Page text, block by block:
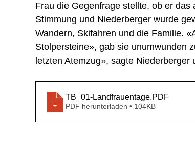
Frau die Gegenfrage stellte, ob er
Stimmung und Niederberger wurde
Wandern, Skifahren und die Familie.
Stolpersteine», gab sie unumwunden
letzten Atemzug», sagte
TB_01-Landfrauentage.PDF
PDF herunterladen • 104KB